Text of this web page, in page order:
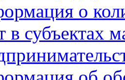
о
в субъектах